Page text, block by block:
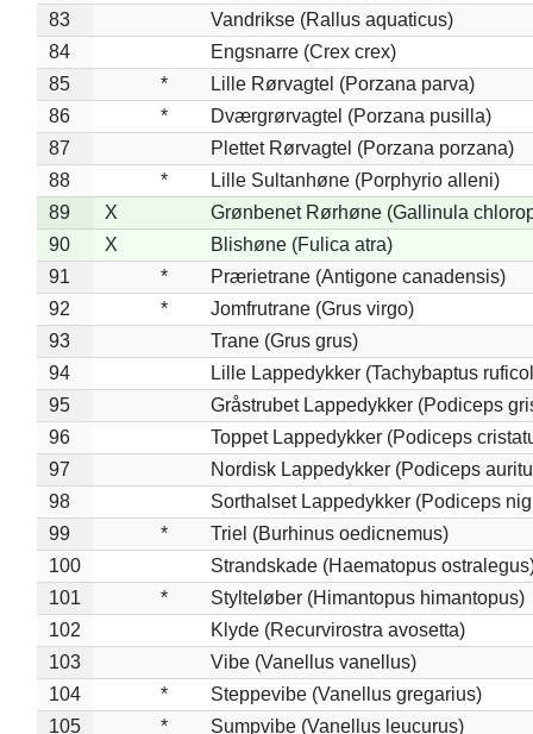
83
Vandrikse (Rallus aquaticus)
84
Engsnarre (Crex crex)
85
*
Lille Rørvagtel (Porzana parva)
86
*
Dværgrørvagtel (Porzana pusilla)
87
Plettet Rørvagtel (Porzana porzana)
88
*
Lille Sultanhøne (Porphyrio alleni)
89
X
Grønbenet Rørhøne (Gallinula
90
X
Blishøne (Fulica atra)
91
*
Prærietrane (Antigone canadensis)
92
*
Jomfrutrane (Grus virgo)
93
Trane (Grus grus)
94
Lille Lappedykker (Tachybaptus
95
Gråstrubet Lappedykker (Podiceps
96
Toppet Lappedykker (Podiceps
97
Nordisk Lappedykker (Podiceps
98
Sorthalset Lappedykker (Podiceps
99
*
Triel (Burhinus oedicnemus)
100
Strandskade (Haematopus
101
*
Stylteløber (Himantopus himantopus)
102
Klyde (Recurvirostra avosetta)
103
Vibe (Vanellus vanellus)
104
*
Steppevibe (Vanellus gregarius)
105
* Sumpvibe (Vanellus leucurus)